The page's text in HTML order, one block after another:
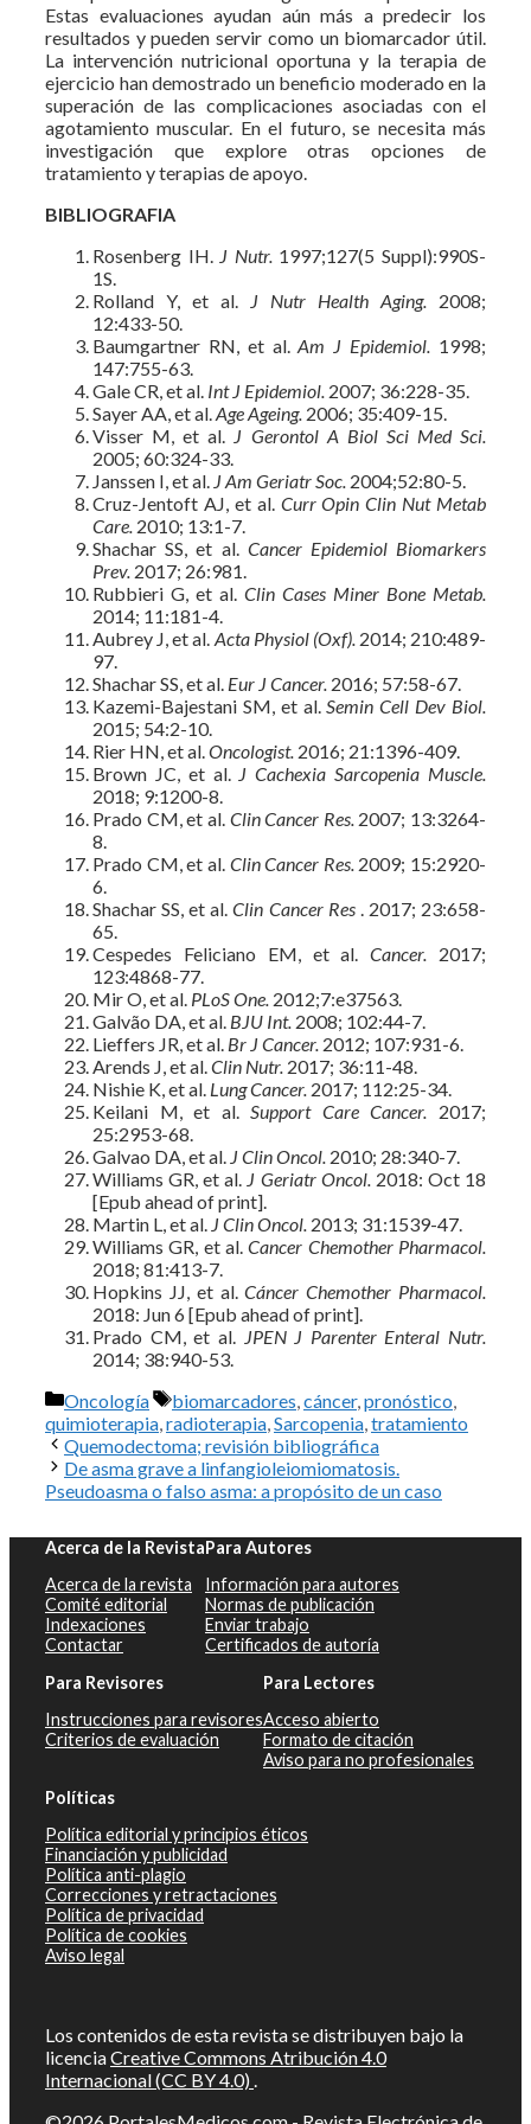
Estas evaluaciones ayudan aún más a predecir los
resultados y pueden servir como un biomarcador útil.
La intervención nutricional oportuna y la terapia de
ejercicio han demostrado un beneficio moderado en la
superación de las complicaciones asociadas con el
agotamiento muscular. En el futuro, se necesita más
investigación que explore otras opciones de
tratamiento y terapias de apoyo.
BIBLIOGRAFIA
Rosenberg IH. J Nutr.1997;127(5 Suppl):990S-
1S.
Rolland Y, et al.
J Nutr Health Aging. 2008;
12:433-50.
Baumgartner RN, et al.Am J Epidemiol. 1998;
147:755-63.
Gale CR, et al. Int J Epidemiol. 2007; 36:228-35.
Sayer AA, et al.Age Ageing. 2006; 35:409-15.
Visser M, et al. J Gerontol A Biol Sci Med Sci.
2005; 60:324-33.
Janssen I, et al. J Am Geriatr Soc. 2004;52:80-5.
Cruz-Jentoft AJ, et al. Curr Opin Clin Nut Metab
Care. 2010; 13:1-7.
Shachar SS, et al. Cancer Epidemiol Biomarkers
Prev. 2017; 26:981.
Rubbieri G, et al. Clin Cases Miner Bone Metab.
2014; 11:181-4.
Aubrey J, et al. Acta Physiol (Oxf).2014; 210:489-
97.
Shachar SS, et al. Eur J Cancer. 2016; 57:58-67.
Kazemi-Bajestani SM, et al.Semin Cell Dev Biol.
2015; 54:2-10.
Rier HN, et al.Oncologist. 2016; 21:1396-409.
Brown JC, et al. J Cachexia Sarcopenia Muscle.
2018; 9:1200-8.
Prado CM, et al. Clin Cancer Res.2007; 13:3264-
8.
Prado CM, et al. Clin Cancer Res.2009; 15:2920-
6.
Shachar SS, et al.Clin Cancer Res. 2017; 23:658-
65.
Cespedes Feliciano EM, et al.Cancer. 2017;
123:4868-77.
Mir O, et al. PLoS One. 2012;7:e37563.
Galvão DA, et al. BJU Int. 2008; 102:44-7.
Lieffers JR, et al. Br J Cancer. 2012; 107:931-6.
Arends J, et al.Clin Nutr. 2017; 36:11-48.
Nishie K, et al. Lung Cancer. 2017; 112:25-34.
Keilani M, et al.Support Care Cancer. 2017;
25:2953-68.
Galvao DA, et al. J Clin Oncol. 2010; 28:340-7.
Williams GR, et al. J Geriatr Oncol.2018: Oct 18
[Epub ahead of print].
Martin L, et al. J Clin Oncol. 2013; 31:1539-47.
Williams GR, et al.Cancer Chemother Pharmacol.
2018; 81:413-7.
Hopkins JJ, et al.Cáncer Chemother Pharmacol.
2018: Jun 6 [Epub ahead of print].
Prado CM, et al. JPEN J Parenter Enteral Nutr.
2014; 38:940-53.
Categorías
Oncología Etiquetas
biomarcadores,cáncer,pronóstico,
quimioterapia,radioterapia,Sarcopenia,tratamiento
Quemodectoma; revisión bibliográfica
De asma grave a linfangioleiomiomatosis.
Pseudoasma o falso asma: a propósito de un caso
Acerca de la Revista
Acerca de la revista
Comité editorial
Indexaciones
Contactar
Para Autores
Información para autores
Normas de publicación
Enviar trabajo
Certificados de autoría
Para Revisores
Instrucciones para revisores
Criterios de evaluación
Para Lectores
Acceso abierto
Formato de citación
Aviso para no profesionales
Políticas
Política editorial y principios éticos
Financiación y publicidad
Política anti-plagio
Correcciones y retractaciones
Política de privacidad
Política de cookies
Aviso legal
Los contenidos de esta revista se distribuyen bajo la
licenciaCreative Commons Atribución 4.0
Internacional (CC BY 4.0) .